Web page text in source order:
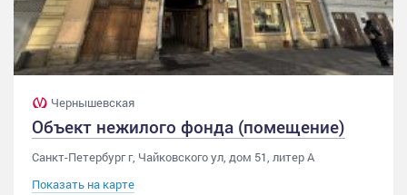
Чернышевская
Объект нежилого фонда (помещение)
Санкт-Петербург г, Чайковского ул, дом 51, литер А
Показать на карте